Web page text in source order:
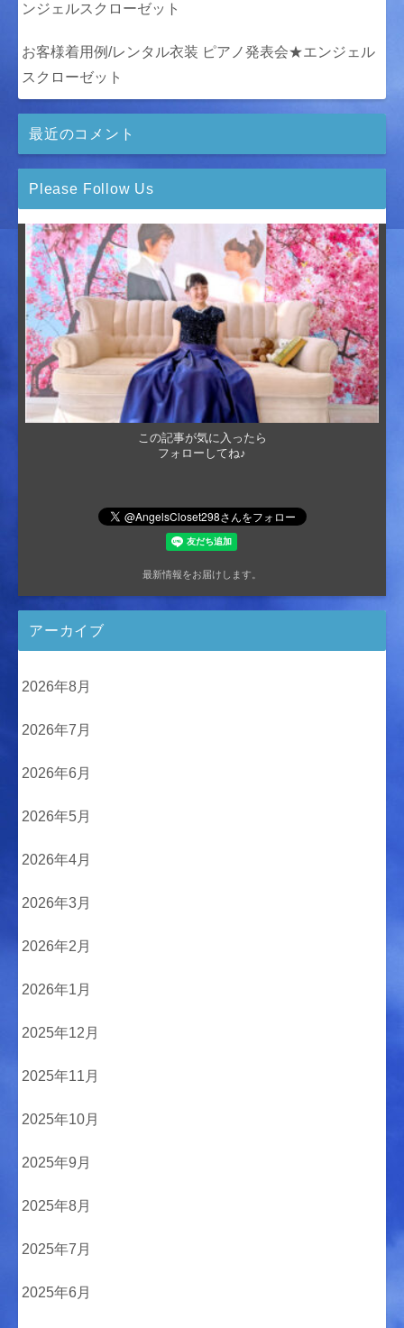
ンジェルスクローゼット
お客様着用例/レンタル衣装 ピアノ発表会★エンジェル
スクローゼット
最近のコメント
Please Follow Us
この記事が気に入ったら
フォローしてね♪
最新情報をお届けします。
アーカイブ
2026年8月
2026年7月
2026年6月
2026年5月
2026年4月
2026年3月
2026年2月
2026年1月
2025年12月
2025年11月
2025年10月
2025年9月
2025年8月
2025年7月
2025年6月